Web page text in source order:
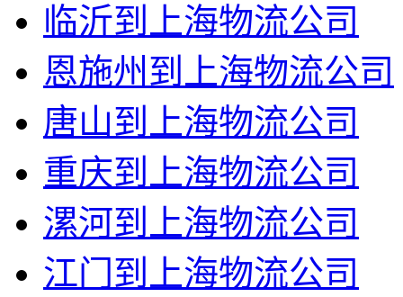
临沂到上海物流公司
恩施州到上海物流公司
唐山到上海物流公司
重庆到上海物流公司
漯河到上海物流公司
江门到上海物流公司